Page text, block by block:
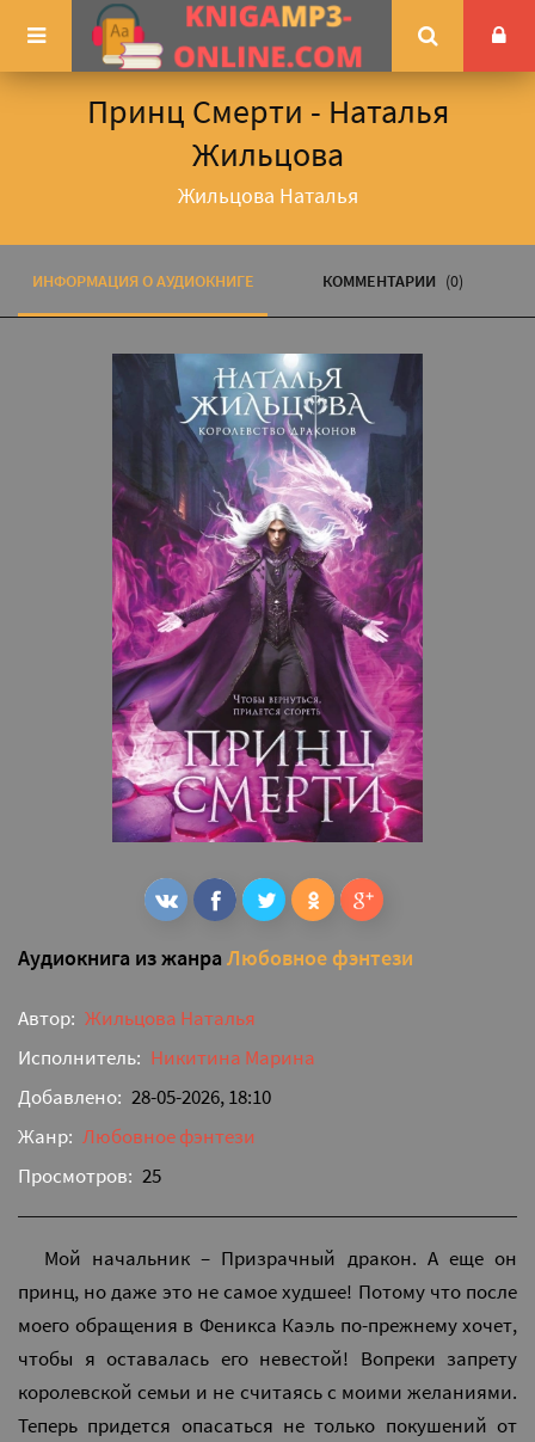
Принц Смерти - Наталья
Жильцова
Жильцова Наталья
ИНФОРМАЦИЯ О АУДИОКНИГЕ КОММЕНТАРИИ (0)
Аудиокнига из жанра Любовное фэнтези
Автор: Жильцова Наталья
Исполнитель: Никитина Марина
Добавлено: 28-05-2026, 18:10
Жанр: Любовное фэнтези
Просмотров: 25
Мой начальник – Призрачный дракон. А еще он
принц, но даже это не самое худшее! Потому что после
моего обращения в Феникса Каэль по-прежнему хочет,
чтобы я оставалась его невестой! Вопреки запрету
королевской семьи и не считаясь с моими желаниями.
Теперь придется опасаться не только покушений от